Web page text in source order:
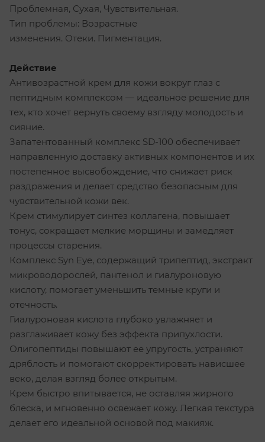
Проблемная, Сухая, Чувствительная.
Тип проблемы: Возрастные
изменения. Отеки. Пигментация.
Действие
Антивозрастной крем для кожи вокруг глаз с
пептидным комплексом — идеальное решение для
тех, кто хочет вернуть своему взгляду молодость и
сияние.
Запатентованный комплекс SD-100 обеспечивает
направленную доставку активных компонентов и их
постепенное высвобождение, что снижает риск
раздражения и делает средство безопасным для
чувствительной кожи век.
Крем стимулирует синтез коллагена, повышает
тонус, сокращает мелкие морщины и замедляет
процессы старения.
Комплекс Syn Eye, содержащий трипептид, экстракт
микроводорослей, пантенол и гиалуроновую
кислоту, помогает уменьшить темные круги и
отечность.
Гиалуроновая кислота глубоко увлажняет и
разглаживает кожу без эффекта припухлости.
Олигопептиды повышают ее упругость, устраняют
дряблость и помогают скорректировать нависшее
веко, делая взгляд более открытым.
Крем быстро впитывается, не оставляя жирного
блеска, и мгновенно освежает кожу. Легкая текстура
делает его идеальной основой под макияж.